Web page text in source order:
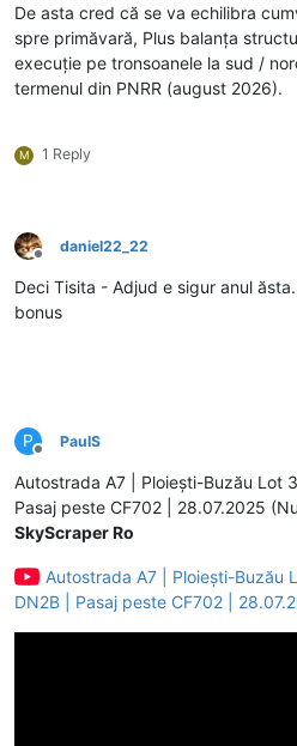
De asta cred că se va echilibra
spre primăvară, Plus balanța
execuție pe tronsoanele la sud /
termenul din PNRR (august 2026).
M 1 Reply
Deconectat
daniel22_22
Deci Tisita - Adjud e sigur anul
bonus
P
Deconectat
PaulS
Autostrada A7 | Ploiești-Buzău Lot
Pasaj peste CF702 | 28.07.2025
SkyScraper Ro
Autostrada A7 | Ploiești-Buzău
DN2B | Pasaj peste CF702 |